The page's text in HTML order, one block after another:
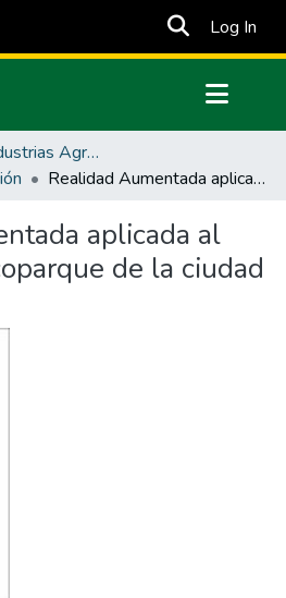
Log In
Facultad de Industrias Agropecuarias y Ciencias Ambientales
Realidad Aumentada aplicada al Turismo del Ecoparque de la ciudad de Tulcán
aplicada al
de la ciudad